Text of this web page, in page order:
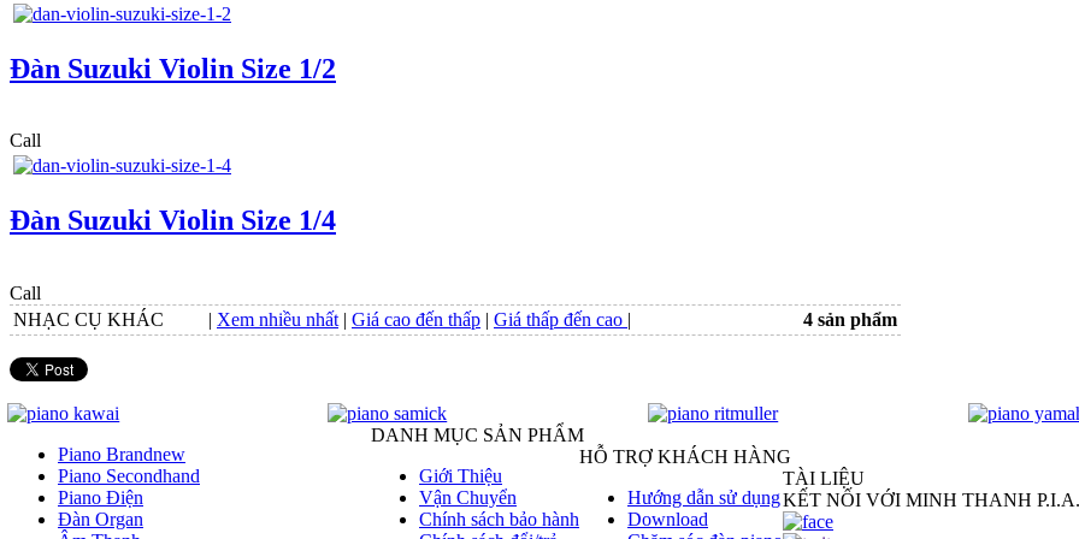
Đàn Suzuki Violin Size 1/2
Call
Đàn Suzuki Violin Size 1/4
Call
NHẠC CỤ KHÁC
| Xem nhiều nhất | Giá cao đến thấp | Giá thấp đến cao | 4 sản phẩm
DANH MỤC SẢN PHẨM
Piano Brandnew
Piano Secondhand
Piano Điện
Đàn Organ
HỖ TRỢ KHÁCH HÀNG
Giới Thiệu
Vận Chuyển
Chính sách bảo hành
TÀI LIỆU
Hướng dẫn sử dụng
Download
KẾT NỐI VỚI MINH THANH